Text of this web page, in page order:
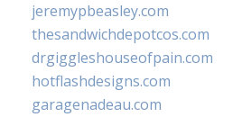
jeremypbeasley.com
thesandwichdepotcos.com
drgiggleshouseofpain.com
hotflashdesigns.com
garagenadeau.com